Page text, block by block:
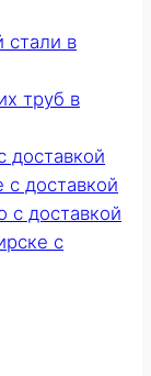
стали в
труб в
доставкой
с доставкой
с доставкой
с